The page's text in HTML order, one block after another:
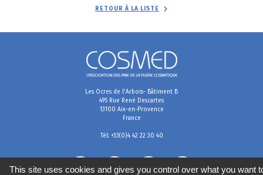
RETOUR À LA LISTE
Les Ocres de l'Arbois- Bâtiment B
495 Rue René Descartes
13100 Aix-en-Provence
France
Tél: +33(0)4 42 22 30 40
This site uses cookies and gives you control over what you want